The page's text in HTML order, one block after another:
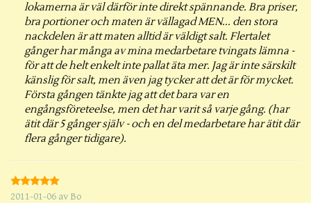
lokamerna är väl därför inte direkt spännande. Bra priser,
bra portioner och maten är vällagad MEN... den stora
nackdelen är att maten alltid är väldigt salt. Flertalet
gånger har många av mina medarbetare tvingats lämna -
för att de helt enkelt inte pallat äta mer. Jag är inte särskilt
känslig för salt, men även jag tycker att det är för mycket.
Första gången tänkte jag att det bara var en
engångsföreteelse, men det har varit så varje gång. (har
ätit där 5 gånger själv - och en del medarbetare har ätit där
flera gånger tidigare).
2011-01-06 av Bo